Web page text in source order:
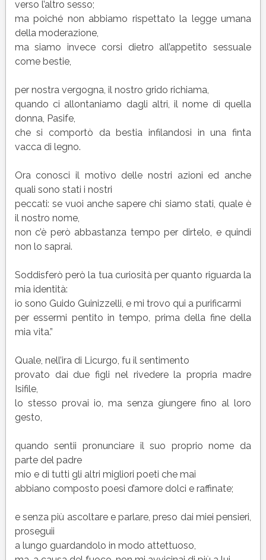
verso l’altro sesso;
ma poiché non abbiamo rispettato la legge umana
della moderazione,
ma siamo invece corsi dietro all’appetito sessuale
come bestie,
per nostra vergogna, il nostro grido richiama,
quando ci allontaniamo dagli altri, il nome di quella
donna, Pasife,
che si comportò da bestia infilandosi in una finta
vacca di legno.
Ora conosci il motivo delle nostri azioni ed anche
quali sono stati i nostri
peccati: se vuoi anche sapere chi siamo stati, quale è
il nostro nome,
non c’è però abbastanza tempo per dirtelo, e quindi
non lo saprai.
Soddisferò però la tua curiosità per quanto riguarda la
mia identità:
io sono Guido Guinizzelli, e mi trovo qui a purificarmi
per essermi pentito in tempo, prima della fine della
mia vita.”
Quale, nell’ira di Licurgo, fu il sentimento
provato dai due figli nel rivedere la propria madre
Isifile,
lo stesso provai io, ma senza giungere fino al loro
gesto,
quando sentii pronunciare il suo proprio nome da
parte del padre
mio e di tutti gli altri migliori poeti che mai
abbiano composto poesi d’amore dolci e raffinate;
e senza più ascoltare e parlare, preso dai miei pensieri,
proseguii
a lungo guardandolo in modo attettuoso,